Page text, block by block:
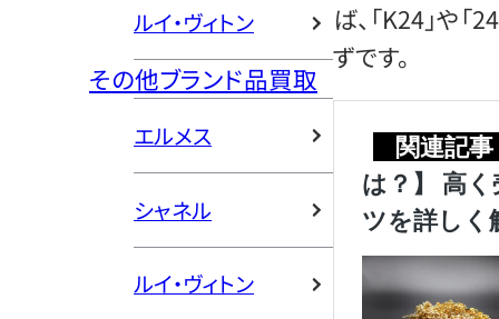
ルイ・ヴィトン
その他ブランド品買取
エルメス
シャネル
ルイ・ヴィトン
ば、「K24」や
ずです。